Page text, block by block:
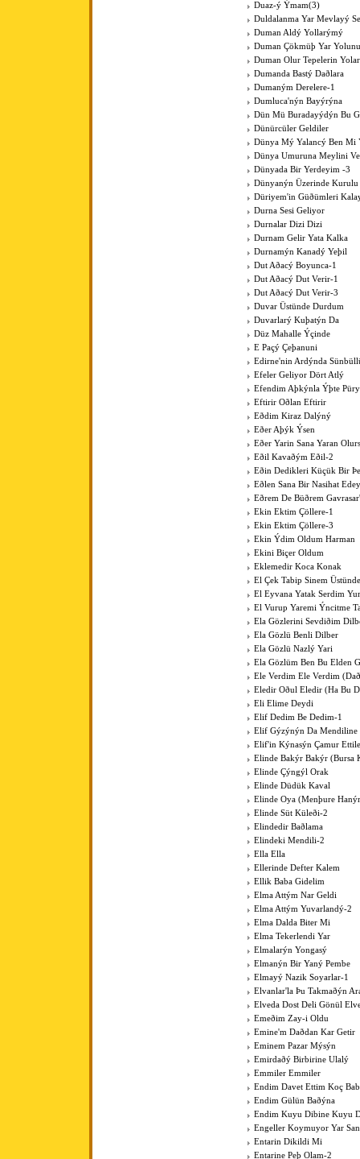
Duaz-ý Ýmam(3)
Duldalanma Yar Mevlayý
Duman Aldý Yollarýmý
Duman Çökmüþ Yar
Duman Olur Tepelerin
Dumanda Bastý Daðlara
Dumaným Derelere-1
Dumluca'nýn Bayýrýna
Dün Mü Buradayýdýn Bu
Dünürcüler Geldiler
Dünya Mý Yalancý Ben Mi
Dünya Umuruna Meylini
Dünyada Bir Yerdeyim -3
Dünyanýn Üzerinde
Düriyem'in Güðümleri
Durna Sesi Geliyor
Durnalar Dizi Dizi
Durnam Gelir Yata Kalka
Durnamýn Kanadý Yeþil
Dut Aðacý Boyunca-1
Dut Aðacý Dut Verir-1
Dut Aðacý Dut Verir-3
Duvar Üstünde Durdum
Duvarlarý Kuþatýn Da
Düz Mahalle Ýçinde
E Paçý Çeþanuni
Edirne'nin Ardýnda
Efeler Geliyor Dört Atlý
Efendim Aþkýnla Ýþte
Eftirir Oðlan Eftirir
Eðdim Kiraz Dalýný
Eðer Aþýk Ýsen
Eðer Yarin Sana Yaran
Eðil Kavaðým Eðil-2
Eðin Dedikleri Küçük Bir
Eðlen Sana Bir Nasihat
Eðrem De Büðrem
Ekin Ektim Çöllere-1
Ekin Ektim Çöllere-3
Ekin Ýdim Oldum Harman
Ekini Biçer Oldum
Eklemedir Koca Konak
El Çek Tabip Sinem
El Eyvana Yatak Serdim
El Vurup Yaremi Ýncitme
Ela Gözlerini Sevdiðim
Ela Gözlü Benli Dilber
Ela Gözlü Nazlý Yari
Ela Gözlüm Ben Bu Elden
Ele Verdim Ele Verdim
Eledir Oðul Eledir (Ha Bu
Eli Elime Deydi
Elif Dedim Be Dedim-1
Elif Gýzýnýn Da Mendiline
Elif'in Kýnasýn Çamur
Elinde Bakýr Bakýr (Bursa
Elinde Çýngýl Orak
Elinde Düdük Kaval
Elinde Oya (Menþure
Elinde Süt Küleði-2
Elindedir Baðlama
Elindeki Mendili-2
Ella Ella
Ellerinde Defter Kalem
Ellik Baba Gidelim
Elma Attým Nar Geldi
Elma Attým Yuvarlandý-2
Elma Dalda Biter Mi
Elma Tekerlendi Yar
Elmalarýn Yongasý
Elmanýn Bir Yaný Pembe
Elmayý Nazik Soyarlar-1
Elvanlar'la Þu Takmaðýn
Elveda Dost Deli Gönül
Emeðim Zay-i Oldu
Emine'm Daðdan Kar Getir
Eminem Pazar Mýsýn
Emirdaðý Birbirine Ulalý
Emmiler Emmiler
Endim Davet Ettim Koç
Endim Gülün Baðýna
Endim Kuyu Dibine Kuyu
Engeller Koymuyor Yar
Entarin Dikildi Mi
Entarine Peþ Olam-2